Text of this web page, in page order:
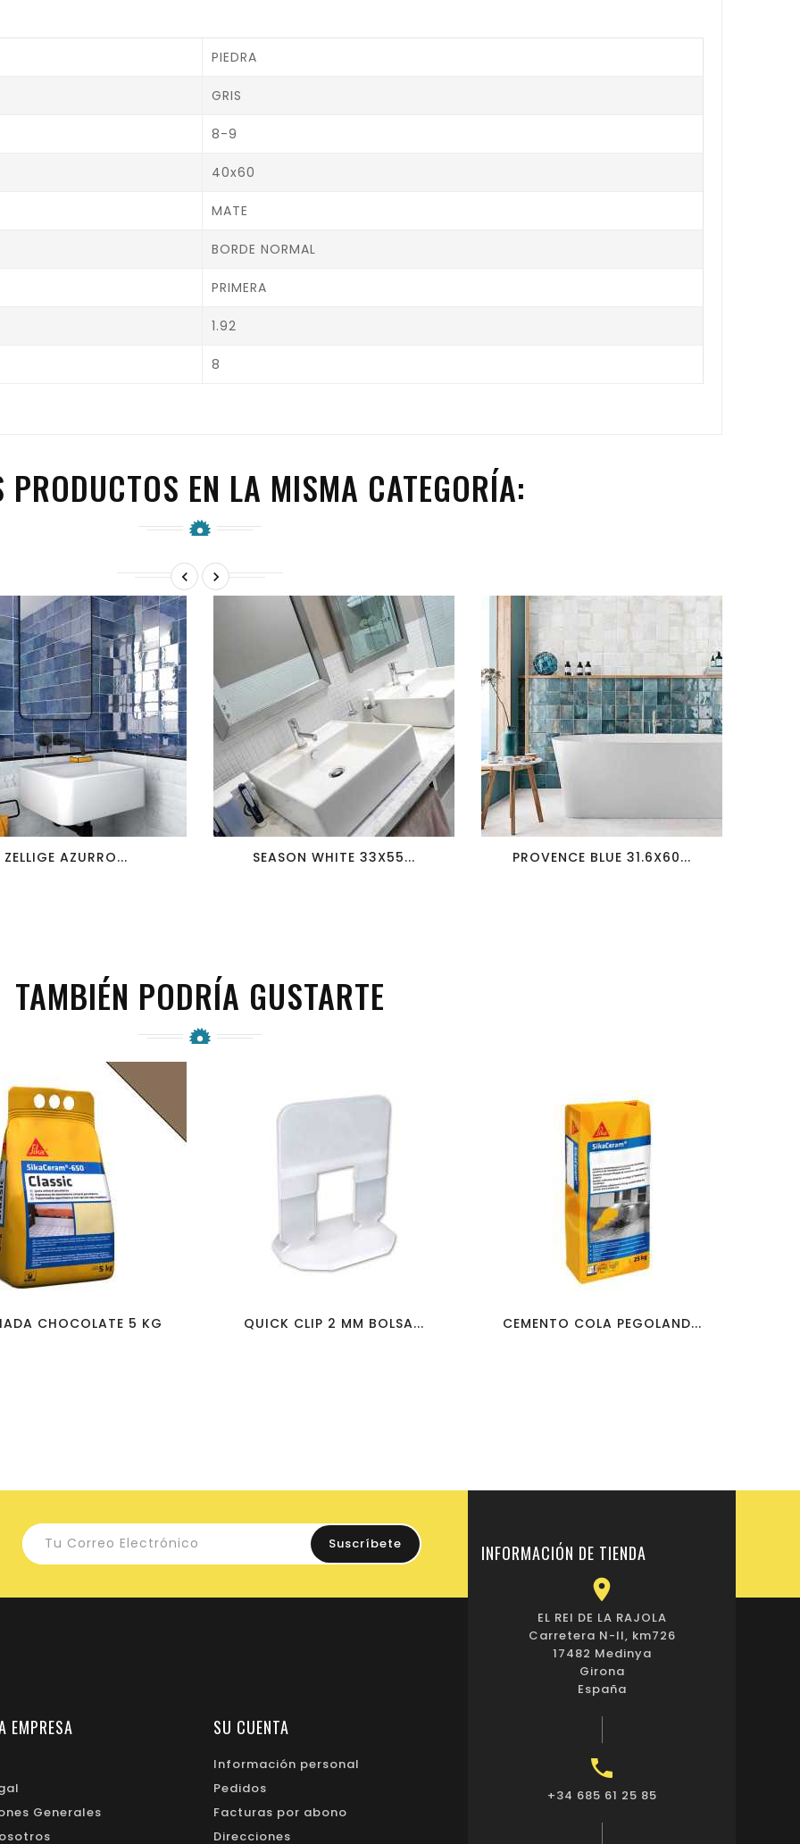
PIEDRA
GRIS
8-9
40x60
MATE
BORDE NORMAL
PRIMERA
1.92
8
EN LA MISMA CATEGORÍA:
 
ZELLIGE AZURRO...
favorite_border
SEASON WHITE 33X55... PROVENCE BLUE 31.6X60...
TAMBIÉN PODRÍA GUSTARTE
favorite_border visibility
CHOCOLATE 5 KG
favorite_border visibility
QUICK CLIP 2 MM BOLSA...
favorite_border visibility
CEMENTO COLA PEGOLAND...
EMPRESA
Generales
SU CUENTA
Información personal
Pedidos
Facturas por abono
Direcciones
INFORMACIÓN DE TIENDA

EL REI DE LA RAJOLA
Carretera N-II, km726
17482 Medinya
Girona
España

+34 685 61 25 85